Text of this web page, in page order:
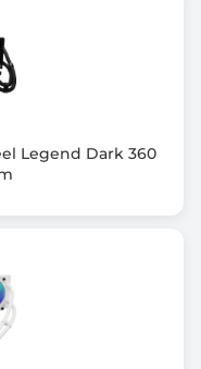
Legend Dark 360